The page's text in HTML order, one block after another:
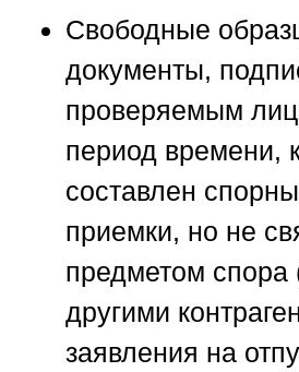
Свободные
документы,
проверяемым
период времени,
составлен
приемки, но не
предметом спора
другими
заявления на